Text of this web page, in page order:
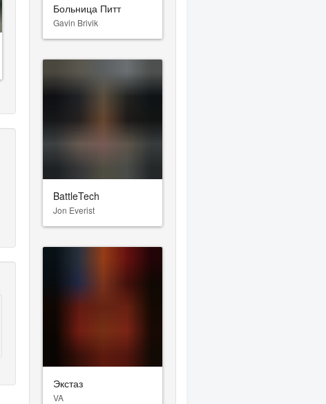
Больница Питт
Gavin Brivik
BattleTech
Jon Everist
Экстаз
VA